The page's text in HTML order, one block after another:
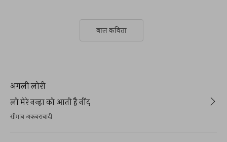
बाल कविता
अगली लोरी
लो मेरे नन्हा को आती है नींद
सीमाब अकबराबादी